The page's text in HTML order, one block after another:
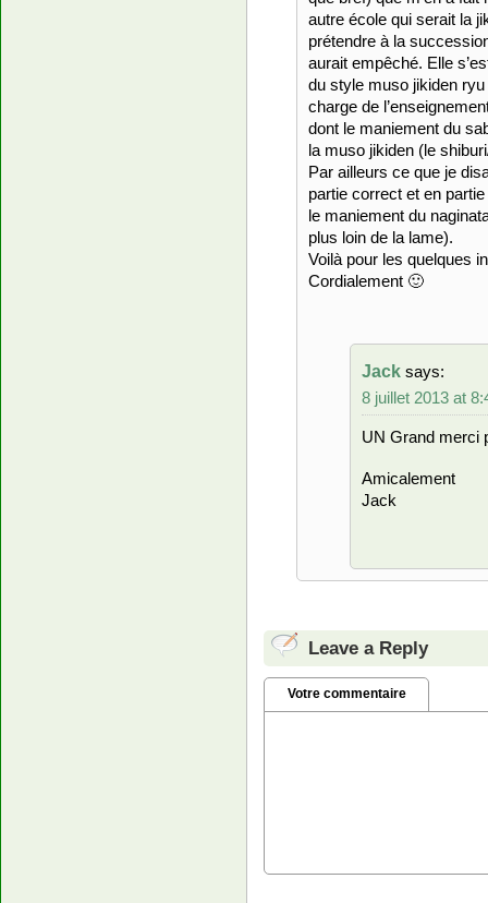
autre école qui serait la
prétendre à la
aurait empêché. Elle
du style muso jikiden
charge de
dont le maniement du
la muso jikiden (le
Par ailleurs ce que je
partie correct et en
le maniement du
plus loin de la lame).
Voilà pour les quelques
Cordialement 🙂
Jack says:
8 juillet 2013 at
UN Grand merci
Amicalement
Jack
Leave a Reply
Votre commentaire